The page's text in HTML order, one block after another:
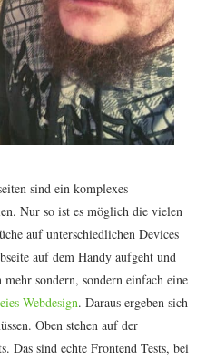
sind ein komplexes
Nur so ist es möglich die vielen
auf unterschiedlichen Devices
auf dem Handy aufgeht und
sondern, sondern einfach eine
Webdesign. Daraus ergeben sich
Oben stehen auf der
Das sind echte Frontend Tests, bei